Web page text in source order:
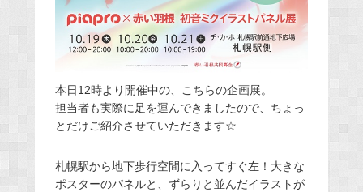
本日12時より開催中の、こちらの企画展。
担当者も実際に足を運んできましたので、ちょっ
とだけご紹介させていただきます☆
札幌駅から地下歩行空間に入ってすぐ左！大きな
ポスターのパネルと、ずらりと並んだイラストが